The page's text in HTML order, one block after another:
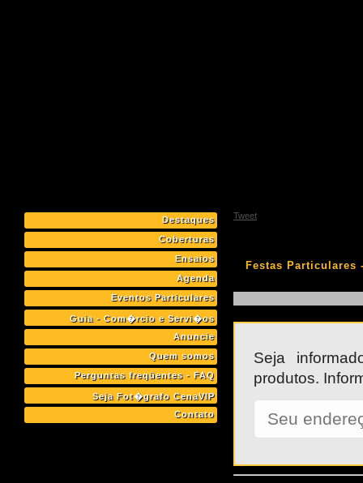
Destaques
Coberturas
Ensaios
Agenda
Eventos Particulares
Guia - Com�rcio e Servi�os
Anuncie
Quem somos
Perguntas freqüentes - FAQ
Seja Fot�grafo CenaVIP
Contato
Tweet
Festas Particulares
Seja
produtos.